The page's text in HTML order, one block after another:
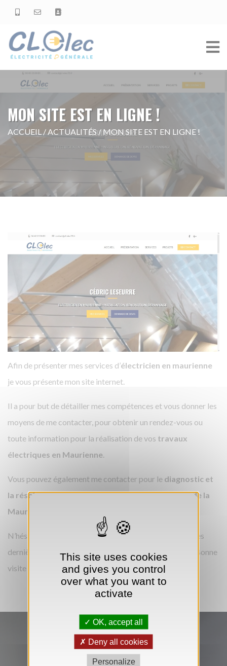
MON SITE EST EN LIGNE !
ACCUEIL /ACTUALITÉS/MON SITE EST EN LIGNE !
Afin de présenter mes services d’électricien en maurienne
je vous présente mon site internet.
Il a pour but de détailler mes compétences et vous donner les
moyens de me contacter, pour obtenir un rendez-vous ou
toute information pour la réalisation de vos travaux
électriques en Maurienne.
Vous pouvez également me contacter pour le diagnostic et
la résolution de pannes électriques dans la vallée de la
Maurienne – Savoie
N’hésitez pas à revenir régulièrement pour découvrir mes
dernières réalisations et suivre l’actualité de la société. Bonne
visite !
This site uses cookies
and gives you control
over what you want to
activate
OK, accept all
Deny all cookies
Personalize